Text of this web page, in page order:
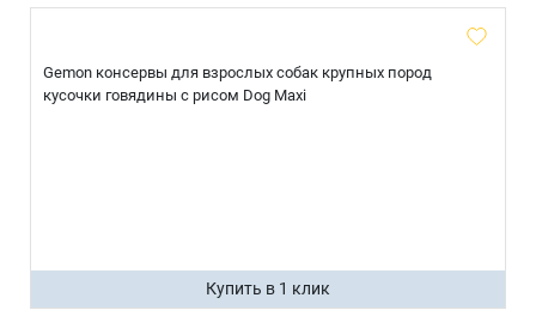
Gemon консервы для взрослых собак крупных пород
кусочки говядины с рисом Dog Maxi
Купить в 1 клик